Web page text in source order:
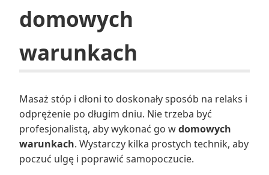
domowych
warunkach
Masaż stóp i dłoni to doskonały sposób na relaks i
odprężenie po długim dniu. Nie trzeba być
profesjonalistą, aby wykonać go wdomowych
warunkach. Wystarczy kilka prostych technik, aby
poczuć ulgę i poprawić samopoczucie.